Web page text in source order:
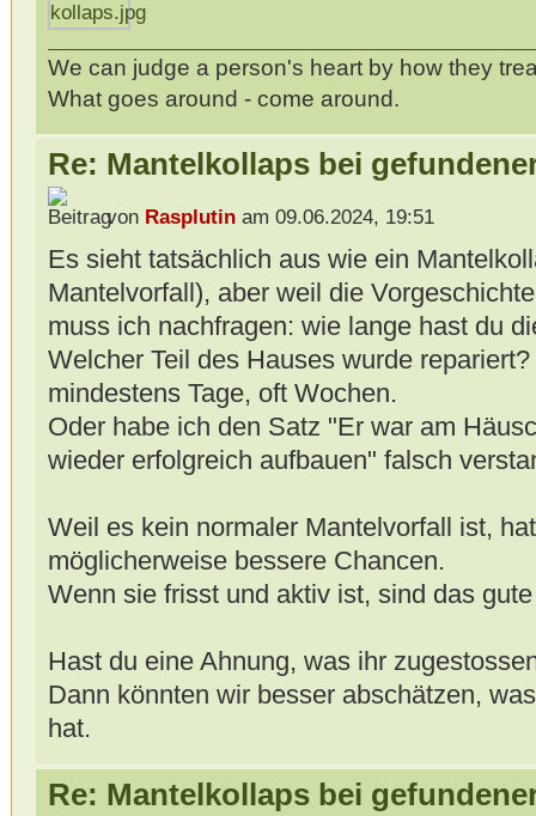
We can judge a person's heart by how they
What goes around - come around.
Re: Mantelkollaps bei
von Rasplutinam 09.06.2024, 19:51
Es sieht tatsächlich aus wie ein
Mantelvorfall), aber weil die
muss ich nachfragen: wie lange hast du
Welcher Teil des Hauses wurde
mindestens Tage, oft Wochen.
Oder habe ich den Satz "Er war am
wieder erfolgreich aufbauen" falsch
Weil es kein normaler Mantelvorfall ist,
möglicherweise bessere Chancen.
Wenn sie frisst und aktiv ist, sind das
Hast du eine Ahnung, was ihr
Dann könnten wir besser abschätzen,
hat.
Re: Mantelkollaps bei